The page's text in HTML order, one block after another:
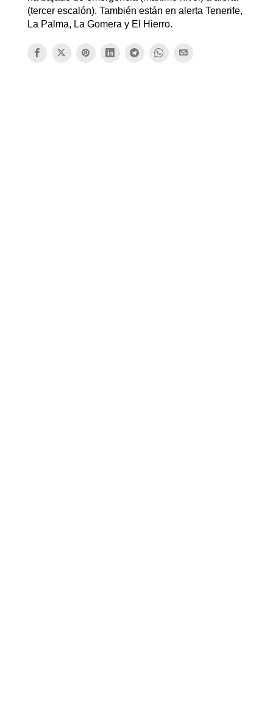
(tercer escalón). También están en alerta Tenerife,
La Palma, La Gomera y El Hierro.